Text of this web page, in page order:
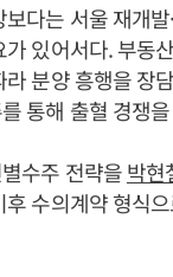
다는 서울 재개
있어서다. 부동
분양 흥행을 장
통해 출혈 경쟁
수주 전략을박현
수의계약 형식